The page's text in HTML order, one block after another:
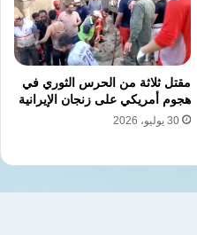
مقتل ثلاثة من الحرس الثوري في
هجوم أمريكي على زنجان الإيرانية
30 يوليو، 2026